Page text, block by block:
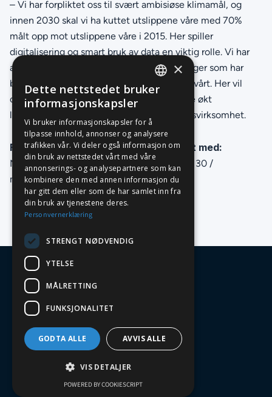
– Vi har forpliktet oss til svært ambisiøse klimamål, og
innen 2030 skal vi ha kuttet utslippene våre med 70%
målt opp mot utslippene våre i 2015. Her spiller
digitalisering og smart bruk av data en viktig rolle. Vi har
allerede utviklet prisbelønte digitale løsninger som har
bidratt til at vi reduserer klimafotavtrykket vårt. Her vil
også Leasi kunne bidra konstruktivt til både økt
lønnsomhet og en mer bærekraftig anleggsvirksomhet.
For ytterligere informasjon, ta kontakt med:
Marcus Balcon - COO i Leasi: +47 465 29 130 /
marcus@leasi.no
Økt konkurransekraft gjennom en velstyrt
maskinpark.
Pilestredet 17
0164 Oslo, Norway
NORWEGIAN
ENGLISH
×
Dette nettstedet bruker
informasjonskapsler
Vi bruker informasjonskapsler for å
tilpasse innhold, annonser og analysere
trafikken vår. Vi deler også informasjon om
din bruk av nettstedet vårt med våre
annonserings- og analysepartnere som kan
kombinere den med annen informasjon du
har gitt dem eller som de har samlet inn fra
din bruk av tjenestene deres.
Personvernerklæring
STRENGT NØDVENDIG
YTELSE
MÅLRETTING
FUNKSJONALITET
GODTA ALLE AVVIS ALLE
VIS DETALJER
POWERED BY COOKIESCRIPT